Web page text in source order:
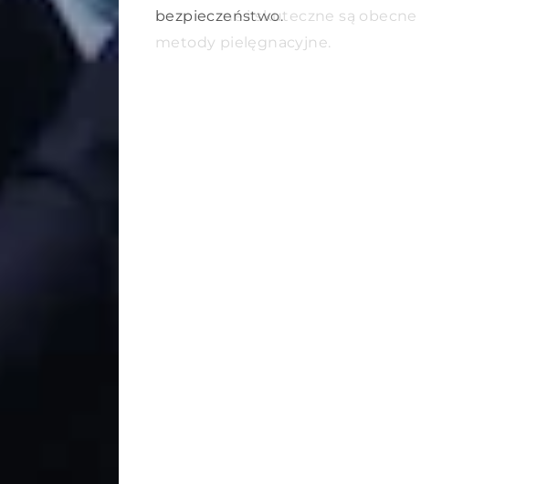
etykietowania.
bezpieczeństwo.
bezpieczne i skuteczne są obecne
metody pielęgnacyjne.